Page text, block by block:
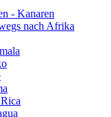
- Kanaren
nach Afrika